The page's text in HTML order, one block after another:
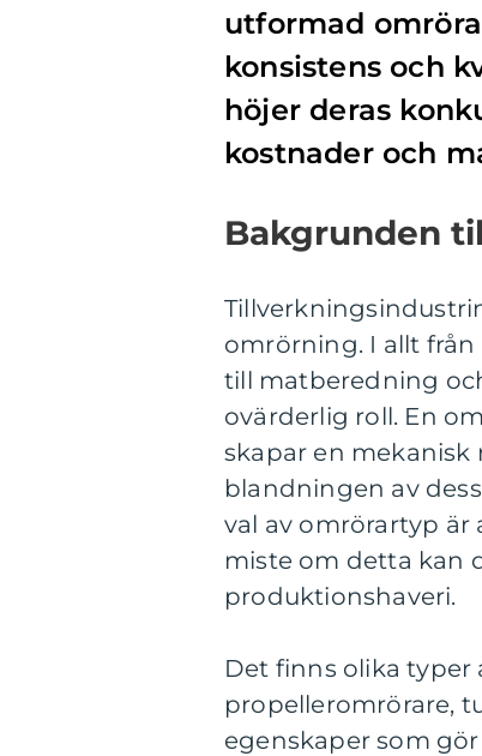
utformad
konsistens och
höjer deras
kostnader och
Bakgrunden
omrörning. I allt
till matberedning
ovärderlig roll. En
skapar en mekanisk
blandningen av
val av omrörartyp är
miste om detta kan
produktionshaveri.
Det finns olika typer
propelleromrörare,
egenskaper som